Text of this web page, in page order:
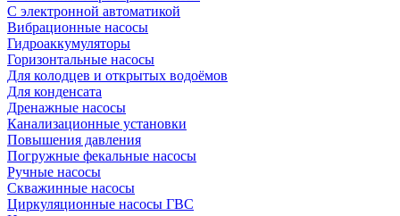
С электронной автоматикой
Вибрационные насосы
Гидроаккумуляторы
Горизонтальные насосы
Для колодцев и открытых водоёмов
Для конденсата
Дренажные насосы
Канализационные установки
Повышения давления
Погружные фекальные насосы
Ручные насосы
Скважинные насосы
Циркуляционные насосы ГВС